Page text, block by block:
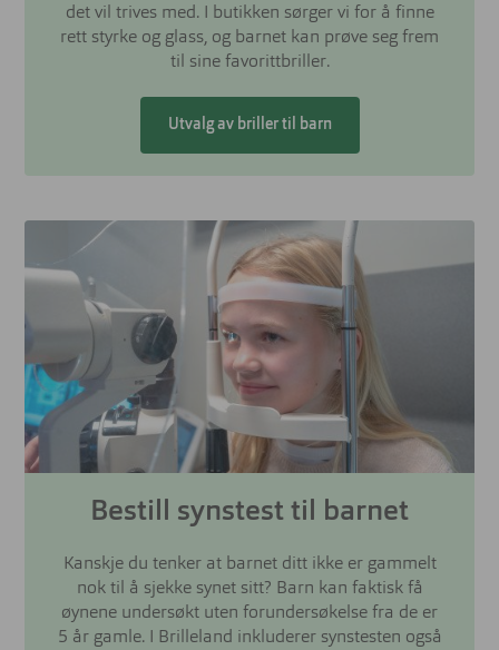
det vil trives med. I butikken sørger vi for å finne
rett styrke og glass, og barnet kan prøve seg frem
til sine favorittbriller.
Utvalg av briller til barn
Bestill synstest til barnet
Kanskje du tenker at barnet ditt ikke er gammelt
nok til å sjekke synet sitt? Barn kan faktisk få
øynene undersøkt uten forundersøkelse fra de er
5 år gamle. I Brilleland inkluderer synstesten også